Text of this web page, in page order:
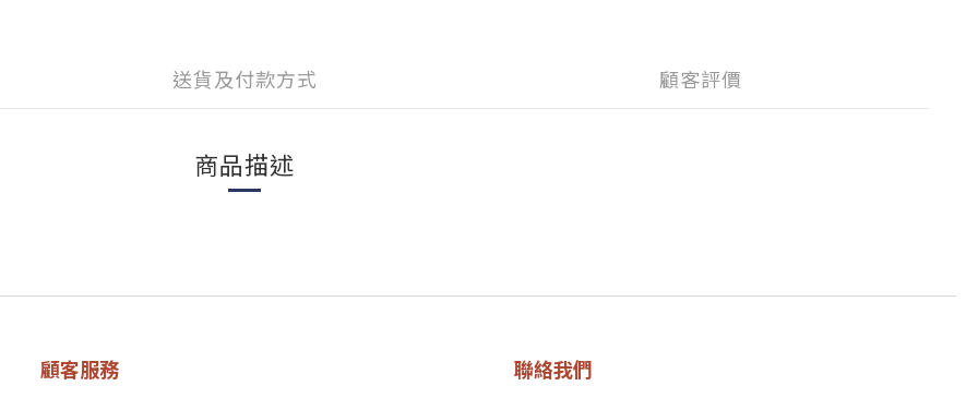
送貨及付款方式 顧客評價
商品描述
顧客服務 聯絡我們